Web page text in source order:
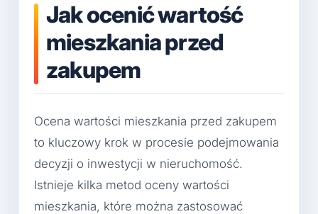
Jak ocenić wartość
mieszkania przed
zakupem
Ocena wartości mieszkania przed zakupem
to kluczowy krok w procesie podejmowania
decyzji o inwestycji w nieruchomość.
Istnieje kilka metod oceny wartości
mieszkania, które można zastosować